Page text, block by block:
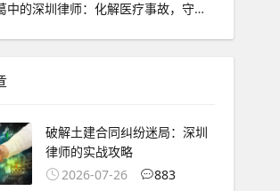
的深圳律师：化解医疗事故，守护患者权益
破解土建合同纠纷迷局：深圳
律师的实战攻略
2026-07-26
883